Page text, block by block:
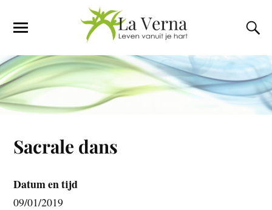
Sacrale dans
Datum en tijd
09/01/2019